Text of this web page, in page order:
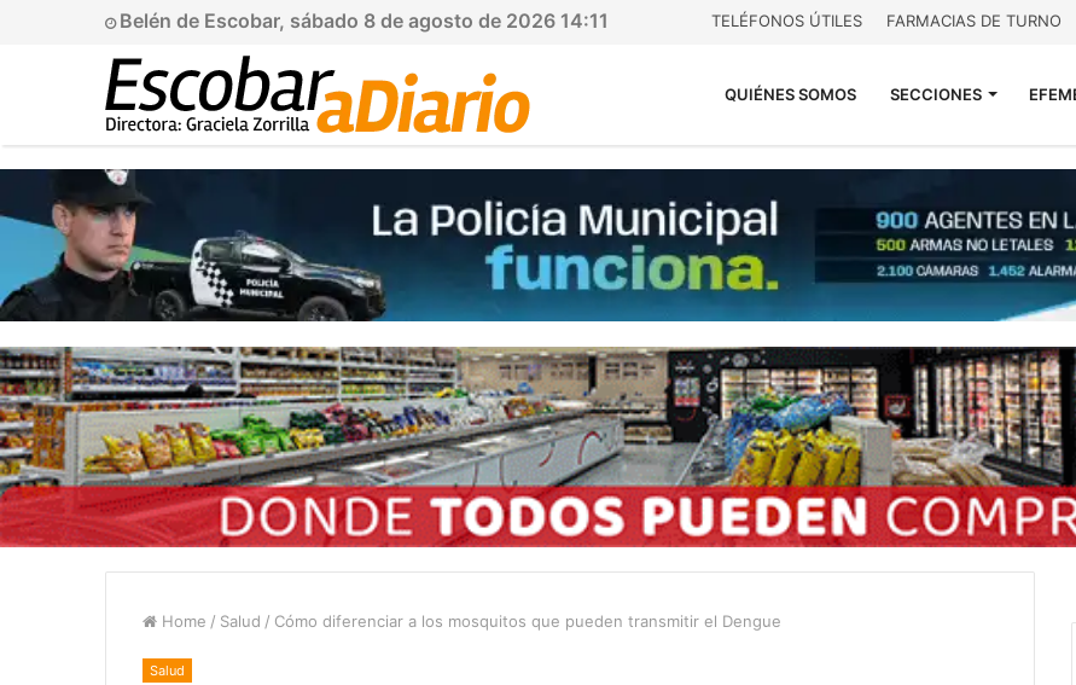
Belén de Escobar, sábado 8 de agosto de 2026 14:11 TELÉFONOS ÚTILES FARMACIAS DE TURNO
QUIÉNES SOMOS SECCIONES
Home / Salud / Cómo diferenciar a los mosquitos que pueden transmitir el Dengue
Salud